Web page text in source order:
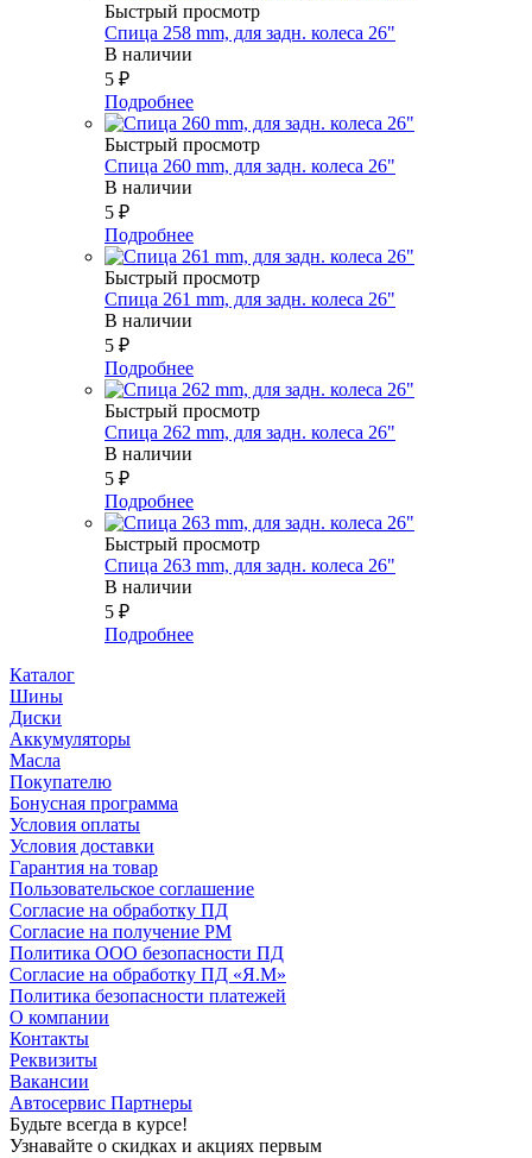
Быстрый просмотр
Спица 258 mm, для задн. колеса 26"
В наличии
5 ₽
Подробнее
Быстрый просмотр
Спица 260 mm, для задн. колеса 26"
В наличии
5 ₽
Подробнее
Быстрый просмотр
Спица 261 mm, для задн. колеса 26"
В наличии
5 ₽
Подробнее
Быстрый просмотр
Спица 262 mm, для задн. колеса 26"
В наличии
5 ₽
Подробнее
Быстрый просмотр
Спица 263 mm, для задн. колеса 26"
В наличии
5 ₽
Подробнее
Каталог
Шины
Диски
Аккумуляторы
Масла
Покупателю
Бонусная программа
Условия оплаты
Условия доставки
Гарантия на товар
Пользовательское соглашение
Согласие на обработку ПД
Согласие на получение РМ
Политика ООО безопасности ПД
Согласие на обработку ПД «Я.М»
Политика безопасности платежей
О компании
Контакты
Реквизиты
Вакансии
Автосервис Партнеры
Будьте всегда в курсе!
Узнавайте о скидках и акциях первым